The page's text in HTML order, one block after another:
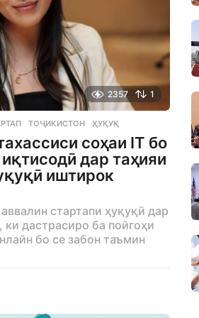
2357 1
,ТОҶИКИСТОН ,ҲУҚУҚ
соҳаи IT бо
дар таҳияи
иштирок
стартапи ҳуқуқӣ дар
ки дастрасиро ба пойгоҳи
бо се забон таъмин